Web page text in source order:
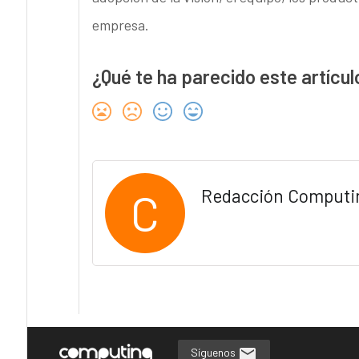
empresa.
¿Qué te ha parecido este
C Redacción
Síguenos